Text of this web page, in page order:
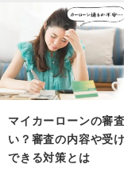
マイカーローンの審
い？審査の内容や受
できる対策とは